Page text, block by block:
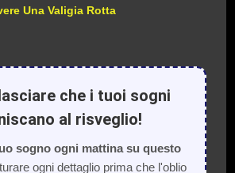
Una Valigia Rotta
che i tuoi sogni
al risveglio!
sogno ogni mattina su questo
ogni dettaglio prima che l'oblio